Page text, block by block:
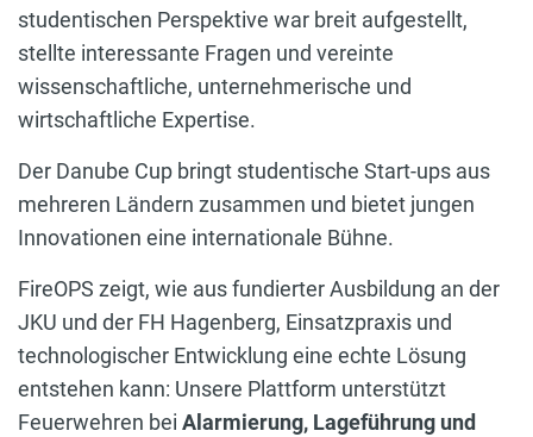
studentischen Perspektive war breit aufgestellt,
stellte interessante Fragen und vereinte
wissenschaftliche, unternehmerische und
wirtschaftliche Expertise.
Der Danube Cup bringt studentische Start-ups aus
mehreren Ländern zusammen und bietet jungen
Innovationen eine internationale Bühne.
FireOPS zeigt, wie aus fundierter Ausbildung an der
JKU und der FH Hagenberg, Einsatzpraxis und
technologischer Entwicklung eine echte Lösung
entstehen kann: Unsere Plattform unterstützt
Feuerwehren bei Alarmierung, Lageführung und